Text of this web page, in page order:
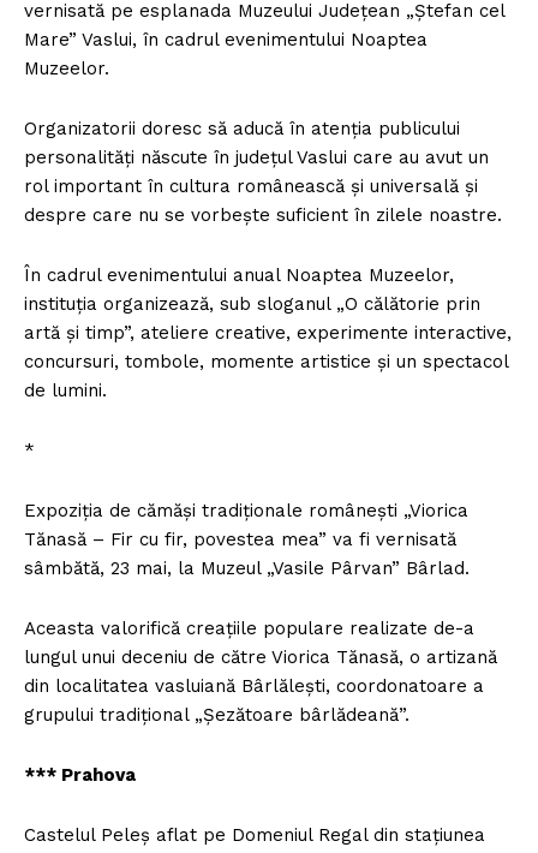
vernisată pe esplanada Muzeului Judeţean „Ştefan cel
Mare” Vaslui, în cadrul evenimentului Noaptea
Muzeelor.
Organizatorii doresc să aducă în atenţia publicului
personalităţi născute în judeţul Vaslui care au avut un
rol important în cultura românească şi universală şi
despre care nu se vorbeşte suficient în zilele noastre.
În cadrul evenimentului anual Noaptea Muzeelor,
instituţia organizează, sub sloganul „O călătorie prin
artă şi timp”, ateliere creative, experimente interactive,
concursuri, tombole, momente artistice şi un spectacol
de lumini.
*
Expoziţia de cămăşi tradiţionale româneşti „Viorica
Tănasă – Fir cu fir, povestea mea” va fi vernisată
sâmbătă, 23 mai, la Muzeul „Vasile Pârvan” Bârlad.
Aceasta valorifică creaţiile populare realizate de-a
lungul unui deceniu de către Viorica Tănasă, o artizană
din localitatea vasluiană Bârlăleşti, coordonatoare a
grupului tradiţional „Şezătoare bârlădeană”.
*** Prahova
Castelul Peleş aflat pe Domeniul Regal din staţiunea